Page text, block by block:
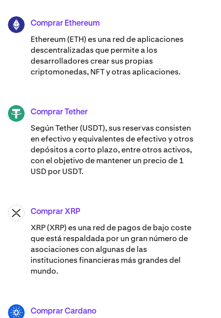
ETH Comprar Ethereum
Ethereum (ETH) es una red de aplicaciones
descentralizadas que permite a los
desarrolladores crear sus propias
criptomonedas, NFT y otras aplicaciones.
USDT Comprar Tether
Según Tether (USDT), sus reservas consisten
en efectivo y equivalentes de efectivo y otros
depósitos a corto plazo, entre otros activos,
con el objetivo de mantener un precio de 1
USD por USDT.
XRP Comprar XRP
XRP (XRP) es una red de pagos de bajo coste
que está respaldada por un gran número de
asociaciones con algunas de las
instituciones financieras más grandes del
mundo.
ADA Comprar Cardano